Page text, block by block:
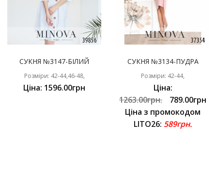
СУКНЯ №3147-БІЛИЙ
Розміри: 42-44,46-48,
Ціна: 1596.00грн
СУКНЯ №3134-ПУДРА
Розміри: 42-44,
Ціна:
1263.00грн.
789.00грн
Ціна з промокодом
LITO26: 589грн.